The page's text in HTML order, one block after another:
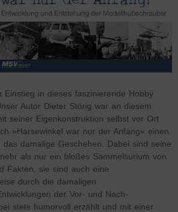
Einstieg in dieses faszinierende Hobby
Autor Dieter Störig war an diesem
seiner Eigenkonstruktion selbst vor Ort
»Harsewinkel war nur der Anfang« einen
das damalige Geschehen. Dabei sind seine
als nur ein bloßes Sammelsurium von
Fakten, sie sind auch eine
durch die damaligen
der Vor- und Nach-
stets humorvoll erzählt und mit einer